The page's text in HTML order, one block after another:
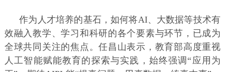
作为人才培养的基石，如何将AI、大数据等技术有
效融入教学、学习和科研的各个要素与环节，已成为
全球共同关注的焦点。任昌山表示，教育部高度重视
人工智能赋能教育的探索与实践，始终强调“应用为